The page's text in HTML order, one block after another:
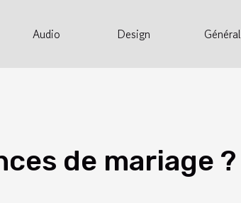
Audio Design Général
de mariage ?